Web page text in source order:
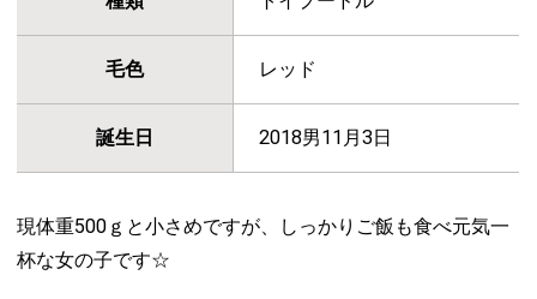
毛色 レッド
誕生日 2018男11月3日
現体重500ｇと小さめですが、しっかりご飯も食べ元気一
杯な女の子です☆